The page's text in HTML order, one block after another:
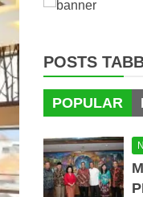
POSTS
POPULAR